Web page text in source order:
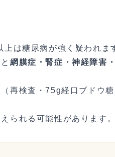
は糖尿病が強く疑われま
網膜症・腎症・神経障害
再検査・75g経口ブドウ
られる可能性があります。